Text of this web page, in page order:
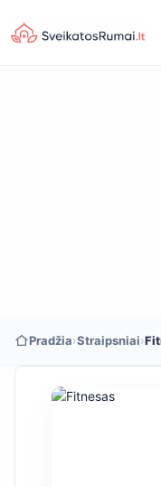
Pradžia›Straipsniai›